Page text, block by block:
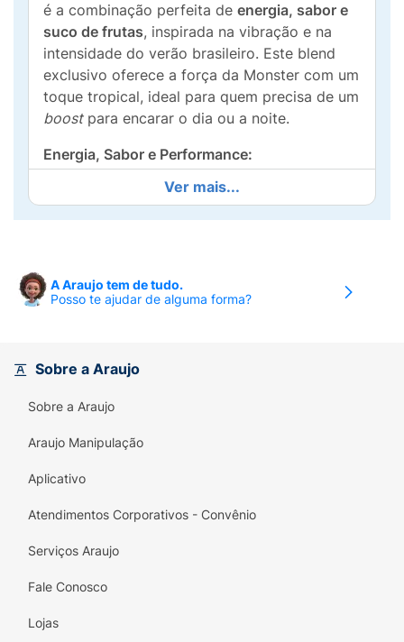
é a combinação perfeita de energia, sabor e
suco de frutas, inspirada na vibração e na
intensidade do verão brasileiro. Este blend
exclusivo oferece a força da Monster com um
toque tropical, ideal para quem precisa de um
boostpara encarar o dia ou a noite.
Energia, Sabor e Performance:
Combina a potência da
refrescante (Rio Punch).
fadiga e melhorar a concentração.
Toque Tropical:
vibrante em verde e amarelo, evocando a
perfeito para garantir uma dose completa
potência de
Ingredientes :
Ver mais...
A Araujo tem de tudo.
Posso te ajudar de alguma forma?
Sobre a Araujo
Sobre a Araujo
Araujo Manipulação
Aplicativo
Atendimentos Corporativos - Convênio
Serviços Araujo
Fale Conosco
Lojas